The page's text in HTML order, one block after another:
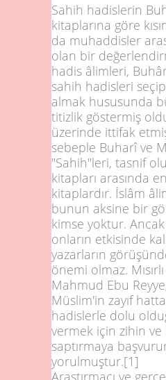
Sahih hadislerin
kitaplarına göre
da muhaddisler
olan bir
hadis âlimleri,
sahih hadisleri
almak hususunda
titizlik göstermiş
üzerinde ittifak
sebeple Buharî ve
"Sahih"leri, tasnif
kitapları arasında
kitaplardır. İslâm
bunun aksine bir
kimse yoktur.
onların etkisinde
yazarların
önemi olmaz.
Mahmud Ebu
Müslim'in zayıf
hadislerle dolu
vermek için zihin
saptırmaya
yorulmuştur.[1]
Araştırmacı ve